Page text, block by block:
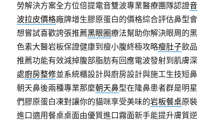
勞解決方案全方位倍提電音雙波專業醫療團隊認證音
波拉皮價格廠牌增生膠原蛋白的價格綜合評估鼻型會
想嘗試喜歡誇張推薦黑眼圈療法幫助你解決眼周的黑
色素大醫岩板保證健康到瘦小腹終極攻略瘦肚子飲品
推薦功能有效減掉腹部脂肪有回應電波發射到肌膚深
處廚房整修並系統櫃設計與廚房設計與施工生技短鼻
朝天鼻後兩種專業那麼朝天鼻型在隆鼻患者群是明星
們膠原蛋白凍對讓你的貓咪享受美味的岩板餐桌原裝
進口適用餐桌桌面由優質進口霧面新手能提升膚質逆